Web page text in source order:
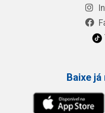
Baixe já